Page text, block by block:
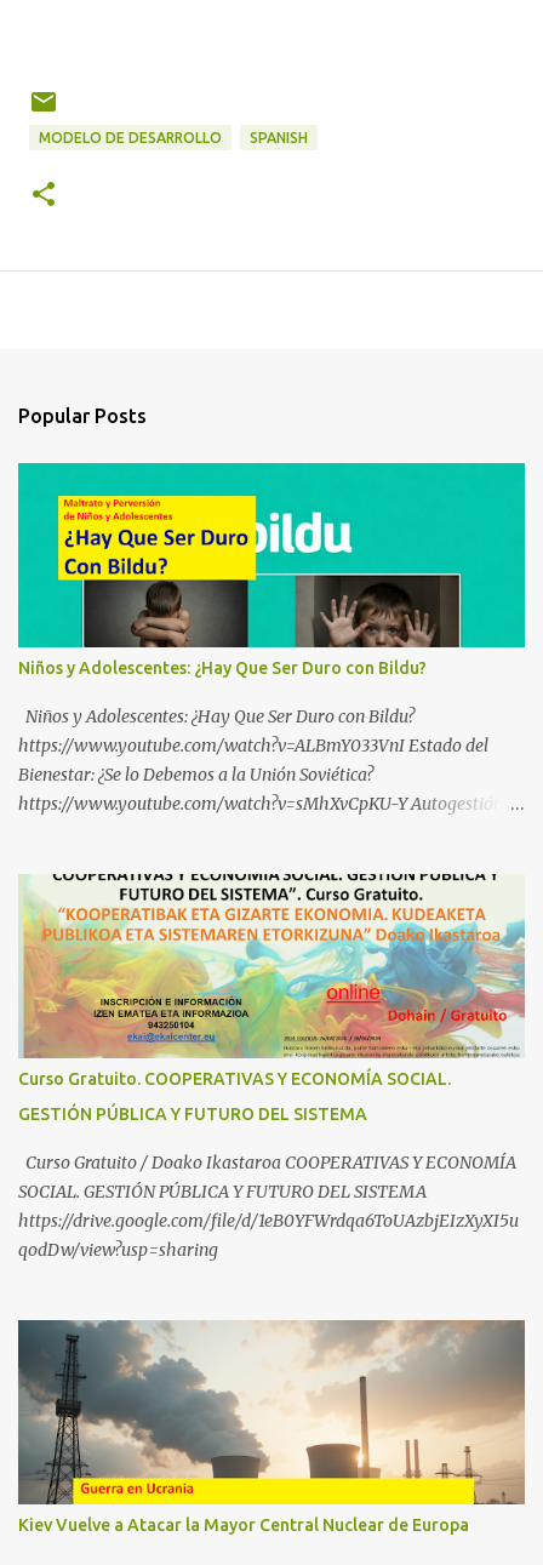
MODELO DE DESARROLLO SPANISH
Popular Posts
Niños y Adolescentes: ¿Hay Que Ser Duro con Bildu?
Niños y Adolescentes: ¿Hay Que Ser Duro con Bildu?
https://www.youtube.com/watch?v=ALBmY033VnI Estado del
Bienestar: ¿Se lo Debemos a la Unión Soviética?
https://www.youtube.com/watch?v=sMhXvCpKU-Y Autogestión
Industrial https://www.youtube.com/shorts/dGKjgqEvRHk
¿Conoces los nuevos canales de BABESTU? Si quieres hacer algo, o
compartir ideas, para proteger a los niños y adolescentes vascos
frente a abusos y manipulaciones: BABESTUren kanal berriak
ezagutzen dituzu? Euskal haurrak eta nerabeak abusu eta
manipulazioetatik babesteko zerbait egin nahi baduzu, edo ideiak
https://whatsapp.com/channel/0029VbBW56k0LKZJWzQyoE1T
SÍGUENOS EN YOUTUBE: https://www.youtube.com/@ekaicenter?
sub_confirmation=1
Curso Gratuito. COOPERATIVAS Y ECONOMÍA SOCIAL.
GESTIÓN PÚBLICA Y FUTURO DEL SISTEMA
Curso Gratuito / Doako Ikastaroa COOPERATIVAS Y ECONOMÍA
SOCIAL. GESTIÓN PÚBLICA Y FUTURO DEL SISTEMA
https://drive.google.com/file/d/1eB0YFWrdqa6ToUAzbjEIzXyXI5u
qodDw/view?usp=sharing
Kiev Vuelve a Atacar la Mayor Central Nuclear de Europa